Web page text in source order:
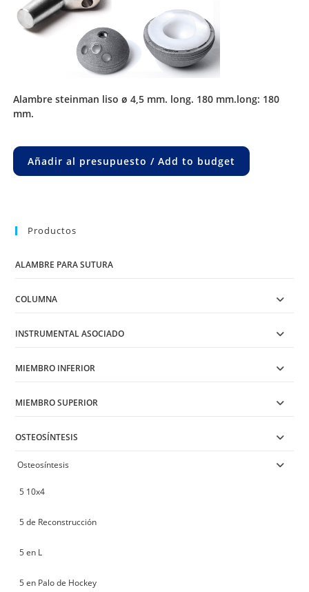
alambre steinman liso ø 4,5 mm. long. 180 mm.long: 180
mm.
Añadir al presupuesto / Add to budget
Productos
ALAMBRE PARA SUTURA
COLUMNA
INSTRUMENTAL ASOCIADO
MIEMBRO INFERIOR
MIEMBRO SUPERIOR
OSTEOSÍNTESIS
Osteosíntesis
5 10x4
5 de Reconstrucción
5 en L
5 en Palo de Hockey